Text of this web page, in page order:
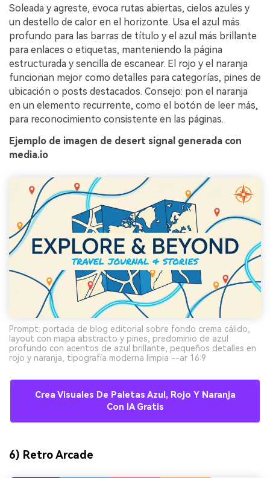
Soleada y agreste, evoca rutas abiertas, cielos azules y
un destello de calor en el horizonte. Usa el azul más
profundo para las barras de título y el azul más brillante
para enlaces o etiquetas, manteniendo la página
estructurada y sencilla de escanear. El rojo y el naranja
funcionan mejor como detalles para categorías, pines de
ubicación o posts destacados. Consejo: pon el naranja
en un elemento recurrente, como el botón de leer más,
para reconocimiento consistente en las páginas.
Ejemplo de imagen de desert signal generada con
media.io
Prompt: portada de blog editorial sobre fondo crema cálido,
layout con mapa abstracto y pines, predominio de azul
profundo con acentos de azul brillante, pequeños detalles en
rojo y naranja, tipografía moderna limpia --ar 16:9
Crea Visuales De Paletas Azul, Rojo Y Naranja
Con IA Gratis
6) Retro Arcade